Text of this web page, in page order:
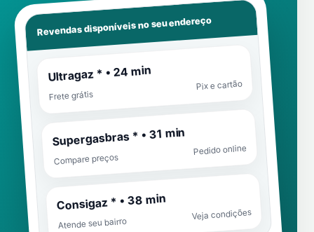
Revendas disponíveis no seu endereço
Ultragaz * • 24 min
Frete grátis
Pix e cartão
Supergasbras * • 31 min
Compare preços
Pedido online
Consigaz * • 38 min
Atende seu bairro
Veja condições